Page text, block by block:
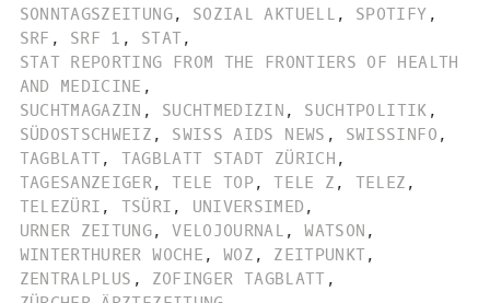
SONNTAGSZEITUNG, SOZIAL AKTUELL , SPOTIFY ,
SRF , SRF 1 , STAT,
STAT REPORTING FROM THE FRONTIERS OF HEALTH
AND MEDICINE ,
SUCHTMAGAZIN , SUCHTMEDIZIN , SUCHTPOLITIK ,
SÜDOSTSCHWEIZ , SWISS AIDS NEWS , SWISSINFO ,
TAGBLATT, TAGBLATT STADT ZÜRICH ,
TAGESANZEIGER, TELE TOP, TELE Z , TELEZ ,
TELEZÜRI , TSÜRI , UNIVERSIMED ,
URNER ZEITUNG, VELOJOURNAL , WATSON ,
WINTERTHURER WOCHE , WOZ , ZEITPUNKT,
ZENTRALPLUS , ZOFINGER TAGBLATT ,